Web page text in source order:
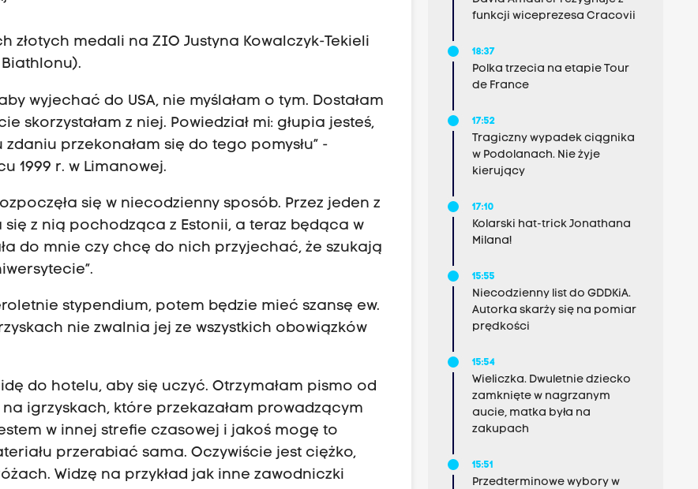
złotych medali na ZIO Justyna Kowalczyk-Tekieli
wyjechać do USA, nie myślałam o tym. Dostałam
skorzystałam z niej. Powiedział mi: głupia jesteś,
przekonałam się do tego pomysłu” -
1999 r. w Limanowej.
się w niecodzienny sposób. Przez jeden z
z nią pochodząca z Estonii, a teraz będąca w
do mnie czy chcę do nich przyjechać, że szukają
stypendium, potem będzie mieć szansę ew.
nie zwalnia jej ze wszystkich obowiązków
do hotelu, aby się uczyć. Otrzymałam pismo od
igrzyskach, które przekazałam prowadzącym
w innej strefie czasowej i jakoś mogę to
przerabiać sama. Oczywiście jest ciężko,
Widzę na przykład jak inne zawodniczki
funkcji wiceprezesa Cracovii
18:37
Polka trzecia na etapie Tour
de France
17:52
Tragiczny wypadek ciągnika
w Podolanach. Nie żyje
kierujący
17:10
Kolarski hat-trick Jonathana
Milana!
15:55
Niecodzienny list do GDDKiA.
Autorka skarży się na pomiar
prędkości
15:54
Wieliczka. Dwuletnie dziecko
zamknięte w nagrzanym
aucie, matka była na
zakupach
15:51
Przedterminowe wybory w